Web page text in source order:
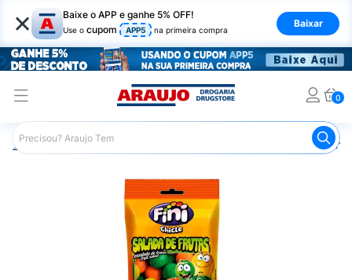
× Baixe o APP e ganhe 5% OFF!
Use o cupom APP5 na primeira compra
Baixar
0
Araujo Mercado